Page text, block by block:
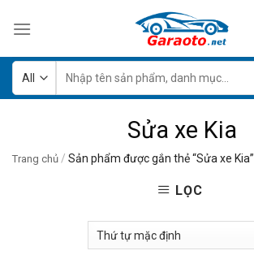
kiếm:
Sửa xe Kia
Trang chủ / Sản phẩm được gắn thẻ “Sửa xe Kia”
LỌC